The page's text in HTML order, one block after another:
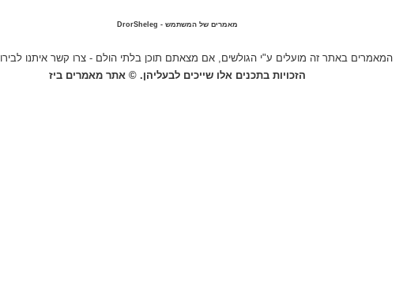
מאמרים של המשתמש - DrorSheleg
המאמרים באתר זה מועלים ע"י הגולשים, אם מצאתם תוכן בלתי הולם - צרו קשר איתנו
הזכויות בתכנים אלו שייכים לבעליהן. © אתר מאמרים ביז